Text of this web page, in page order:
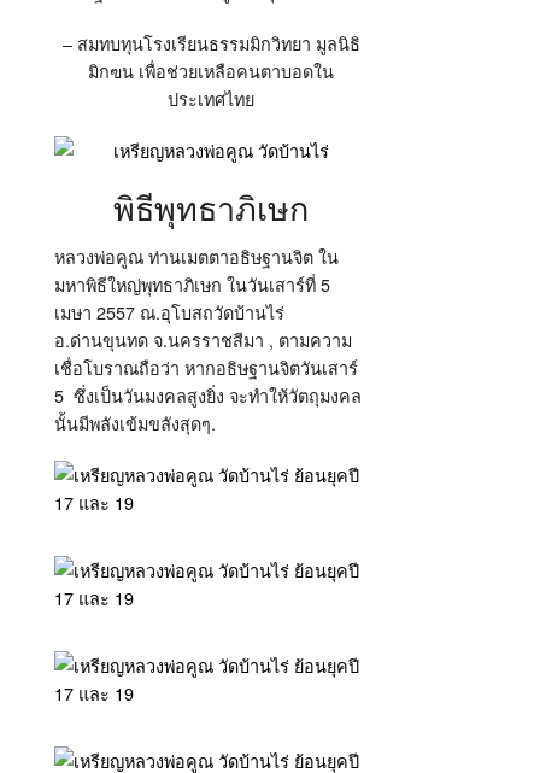
– สมทบทุนโรงเรียนธรรมมิกวิทยา มูลนิธิ
มิกฃน เพื่อช่วยเหลือคนตาบอดใน
ประเทศไทย
พิธีพุทธาภิเษก
หลวงพ่อคูณ ท่านเมตตาอธิษฐานจิต ใน
มหาพิธีใหญ่พุทธาภิเษก ในวันเสาร์ที่ 5
เมษา 2557 ณ.อุโบสถวัดบ้านไร่
อ.ด่านขุนทด จ.นครราชสีมา , ตามความ
เชื่อโบราณถือว่า หากอธิษฐานจิตวันเสาร์
5 ซึ่งเป็นวันมงคลสูงยิ่ง จะทำให้วัตถุมงคล
นั้นมีพลังเข้มขลังสุดๆ.